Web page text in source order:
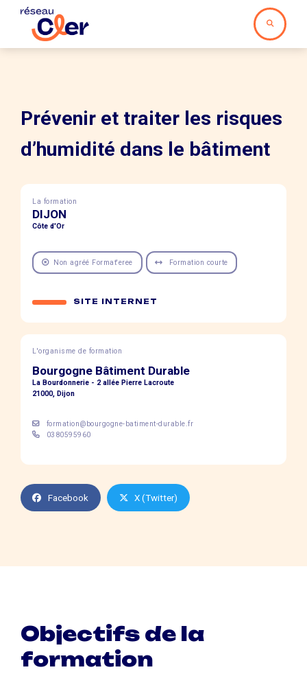
Prévenir et traiter les risques
d’humidité dans le bâtiment
La formation
DIJON
Côte d'Or
Non agréé Format'eree Formation courte
SITE INTERNET
L'organisme de formation
Bourgogne Bâtiment Durable
La Bourdonnerie - 2 allée Pierre Lacroute
21000, Dijon
formation@bourgogne-batiment-durable.fr
0380595960
Facebook X (Twitter)
Objectifs de la
formation